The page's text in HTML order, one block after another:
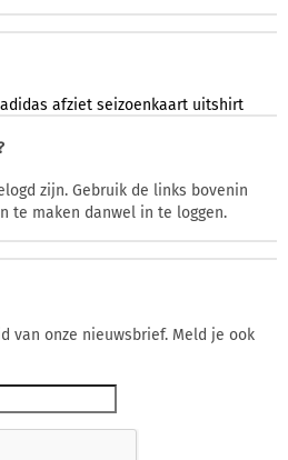
adidas afziet seizoenkaart uitshirt
zijn. Gebruik de links bovenin
te maken danwel in te loggen.
van onze nieuwsbrief. Meld je ook